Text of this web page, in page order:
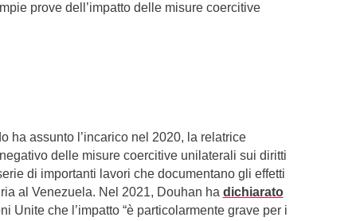
prove dell’impatto delle misure coercitive
ha assunto l’incarico nel 2020, la relatrice
delle misure coercitive unilaterali sui diritti
di importanti lavori che documentano gli effetti
al Venezuela. Nel 2021, Douhan ha dichiarato
Unite che l’impatto “è particolarmente grave per i